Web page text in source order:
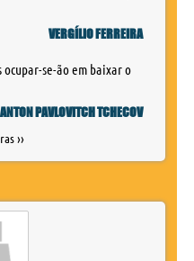
VERGÍLIO FERREIRA
se-ão em baixar o
ANTON PAVLOVITCH TCHECOV
››